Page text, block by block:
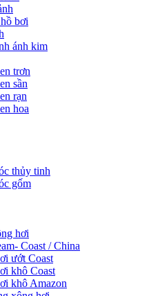
bơi
ánh kim
trơn
sần
rạn
hoa
thủy tinh
gốm
hơi
Coast / China
ướt Coast
khô Coast
khô Amazon